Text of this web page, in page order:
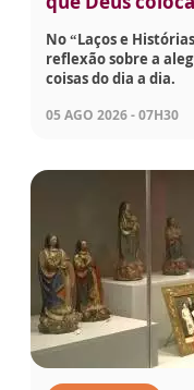
No “Laços e
reflexão sobre a
coisas do dia a dia.
05 AGO 2026 - 07H30